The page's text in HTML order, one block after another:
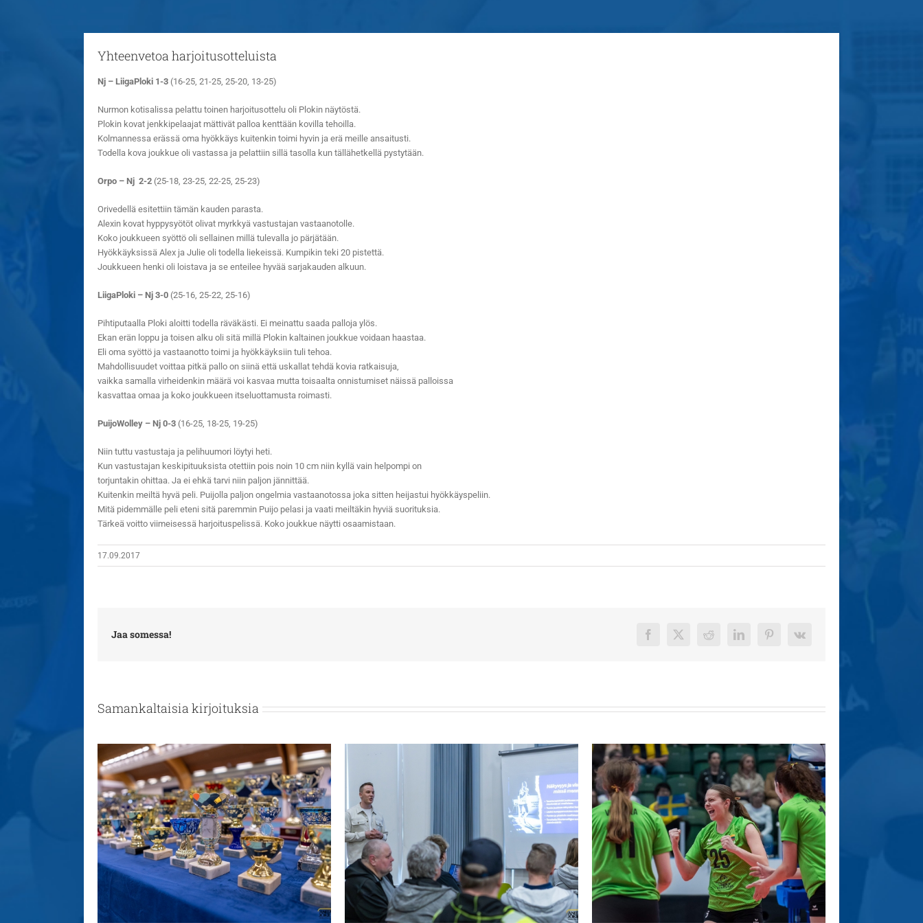
Yhteenvetoa harjoitusotteluista
Nj – LiigaPloki 1-3 (16-25, 21-25, 25-20, 13-25)
Nurmon kotisalissa pelattu toinen harjoitusottelu oli Plokin näytöstä.
Plokin kovat jenkkipelaajat mättivät palloa kenttään kovilla tehoilla.
Kolmannessa erässä oma hyökkäys kuitenkin toimi hyvin ja erä meille ansaitusti.
Todella kova joukkue oli vastassa ja pelattiin sillä tasolla kun tällähetkellä pystytään.
Orpo – Nj 2-2 (25-18, 23-25, 22-25, 25-23)
Orivedellä esitettiin tämän kauden parasta.
Alexin kovat hyppysyötöt olivat myrkkyä vastustajan vastaanotolle.
Koko joukkueen syöttö oli sellainen millä tulevalla jo pärjätään.
Hyökkäyksissä Alex ja Julie oli todella liekeissä. Kumpikin teki 20 pistettä.
Joukkueen henki oli loistava ja se enteilee hyvää sarjakauden alkuun.
LiigaPloki – Nj 3-0 (25-16, 25-22, 25-16)
Pihtiputaalla Ploki aloitti todella räväkästi. Ei meinattu saada palloja ylös.
Ekan erän loppu ja toisen alku oli sitä millä Plokin kaltainen joukkue voidaan haastaa.
Eli oma syöttö ja vastaanotto toimi ja hyökkäyksiin tuli tehoa.
Mahdollisuudet voittaa pitkä pallo on siinä että uskallat tehdä kovia ratkaisuja,
vaikka samalla virheidenkin määrä voi kasvaa mutta toisaalta onnistumiset näissä palloissa
kasvattaa omaa ja koko joukkueen itseluottamusta roimasti.
PuijoWolley – Nj 0-3 (16-25, 18-25, 19-25)
Niin tuttu vastustaja ja pelihuumori löytyi heti.
Kun vastustajan keskipituuksista otettiin pois noin 10 cm niin kyllä vain helpompi on
torjuntakin ohittaa. Ja ei ehkä tarvi niin paljon jännittää.
Kuitenkin meiltä hyvä peli. Puijolla paljon ongelmia vastaanotossa joka sitten heijastui hyökkäyspeliin.
Mitä pidemmälle peli eteni sitä paremmin Puijo pelasi ja vaati meiltäkin hyviä suorituksia.
Tärkeä voitto viimeisessä harjoituspelissä. Koko joukkue näytti osaamistaan.
17.09.2017
Jaa somessa! Facebook
X Reddit LinkedInPinterest
Vk
Samankaltaisia kirjoituksia